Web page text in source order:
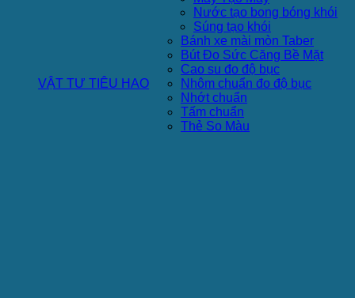
Nước tạo bong bóng khói
Súng tạo khói
VẬT TƯ TIÊU HAO
Bánh xe mài mòn Taber
Bút Đo Sức Căng Bề Mặt
Cao su đo độ bục
Nhôm chuẩn đo độ bục
Nhớt chuẩn
Tấm chuẩn
Thẻ So Màu